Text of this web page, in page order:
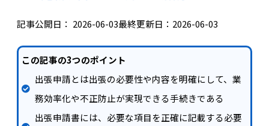
記事公開日： 2026-06-03最終更新日：2026-06-03
この記事の3つのポイント
出張申請とは出張の必要性や内容を明確にして、業
務効率化や不正防止が実現できる手続きである
出張申請書には、必要な項目を正確に記載する必要